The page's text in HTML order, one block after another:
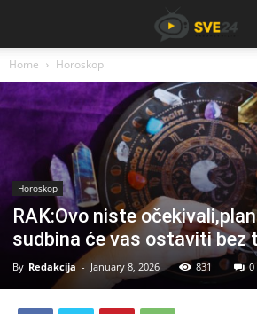
Home Horoskop
Horoskop
RAK:Ovo niste
sudbina će vas ostaviti bez
By Redakcija - January 8, 2026 831 0